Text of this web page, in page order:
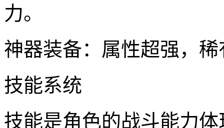
力。
神器装备：属性超强，
技能系统
技能是角色的战斗能力